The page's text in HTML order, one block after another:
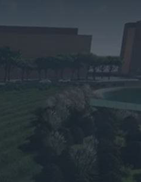
Perú
cinco continentes
sostenible en
ocultos